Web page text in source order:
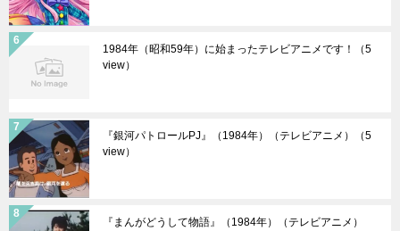
1984年（昭和59年）に始まったテレビアニメです！
（5
view）
『銀河パトロールPJ』（1984年）（テレビアニメ）
（5
view）
『まんがどうして物語』（1984年）（テレビアニメ）